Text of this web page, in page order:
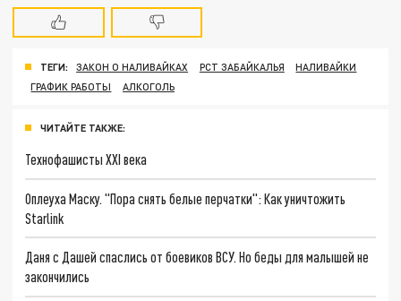
ТЕГИ: ЗАКОН О НАЛИВАЙКАХ РСТ ЗАБАЙКАЛЬЯ
НАЛИВАЙКИ
ГРАФИК РАБОТЫ
АЛКОГОЛЬ
ЧИТАЙТЕ ТАКЖЕ:
Технофашисты XXI века
Оплеуха Маску. "Пора снять белые перчатки": Как уничтожить
Starlink
Даня с Дашей спаслись от боевиков ВСУ. Но беды для малышей не
закончились